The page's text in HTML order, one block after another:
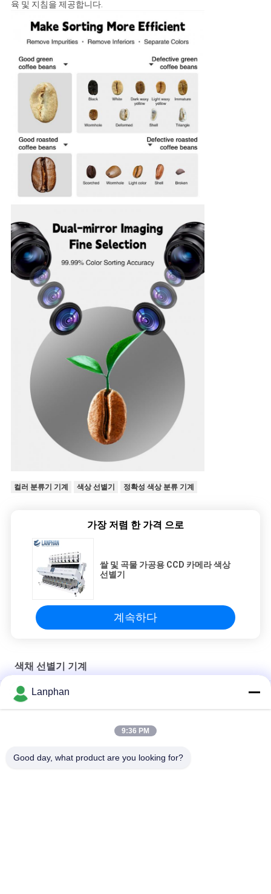
육 및 지침을 제공합니다.
컬러 분류기 기계 색상 선별기 정확성 색상 분류 기계
가장 저렴 한 가격 으로
쌀 및 곡물 가공용 CCD 카메라 색상
선별기
계속하다
색채 선별기 기계
쌀 색상 선별기 커피콩 쌀 곡물 색상 밀 자동 선별기
Lanphan
9:36 PM
Good day, what product are you looking for?